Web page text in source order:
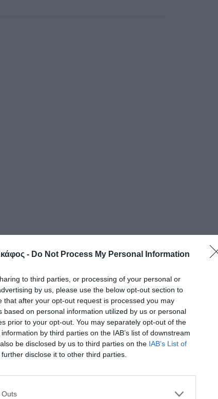
- Do Not Process My Personal Information
to third parties, or processing of your personal or
by us, please use the below opt-out section to
that after your opt-out request is processed you may
based on personal information utilized by us or personal
prior to your opt-out. You may separately opt-out of the
by third parties on the IAB’s list of downstream
be disclosed by us to third parties on the IAB’s List of
disclose it to other third parties.
Outs